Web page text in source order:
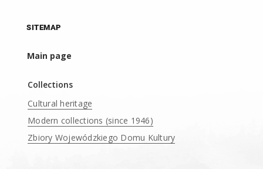
SITEMAP
Main page
Collections
Cultural heritage
Modern collections (since 1946)
Zbiory Wojewódzkiego Domu Kultury